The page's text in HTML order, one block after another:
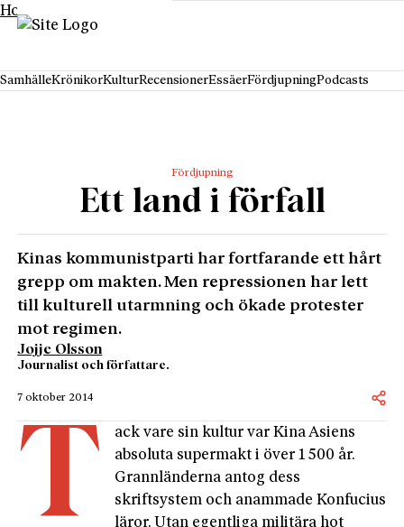
Hoppa till innehåll
SamhälleKrönikorKulturRecensionerEssäerFördjupningPodcasts
Fördjupning
Ett land i förfall
Kinas kommunistparti har fortfarande ett hårt
grepp om makten. Men repressionen har lett
till kulturell utarmning och ökade protester
mot regimen.
Jojje Olsson
Journalist och författare.
7 oktober 2014
T
ack vare sin kultur var Kina Asiens
absoluta supermakt i över 1 500 år.
Grannländerna antog dess
skriftsystem och anammade Konfucius
läror. Utan egentliga militära hot